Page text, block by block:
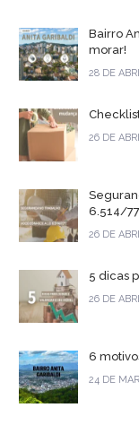
Bairro
morar!
28 DE
26 DE
6.514/
26 DE
5 dicas
26 DE
6
24 DE